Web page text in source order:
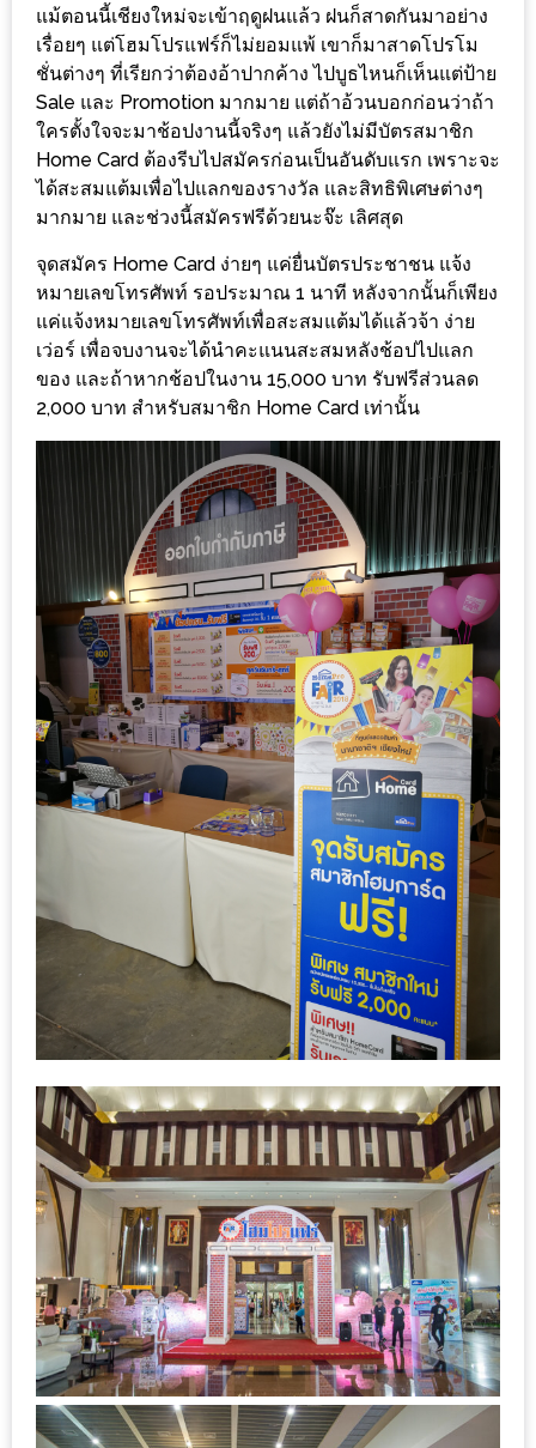
เมนู
เด็ด
จาก
ANNA
FARM
ที่
เอาชนะ
กรรมการ
จาก
THE
DISH
EVENT
ต้อง
ห้าม
พลาด
สำหรับ
ฤดู
หนาว
นี้
กับ
PING
FAI
FESTIVAL
ช็อป
เพลิน
HFG
E-
NEWS
GAME
(SABAI
SEAFOOD)
HOMEPRO
FAIR
2017
เชียงใหม่
แม้ตอนนี้เชียงใหม่จะเข้าฤดูฝนแล้ว ฝนก็สาดกันมาอย่าง
เรื่อยๆ แต่โฮมโปรแฟร์ก็ไม่ยอมแพ้ เขาก็มาสาดโปรโม
ชั่นต่างๆ ที่เรียกว่าต้องอ้าปากค้าง ไปบูธไหนก็เห็นแต่ป้าย
Sale และ Promotion มากมาย แต่ถ้าอ้วนบอกก่อนว่าถ้า
ใครตั้งใจจะมาช้อปงานนี้จริงๆ แล้วยังไม่มีบัตรสมาชิก
Home Card ต้องรีบไปสมัครก่อนเป็นอันดับแรก เพราะจะ
ได้สะสมแต้มเพื่อไปแลกของรางวัล และสิทธิพิเศษต่างๆ
มากมาย และช่วงนี้สมัครฟรีด้วยนะจ๊ะ เลิศสุด
จุดสมัคร Home Card ง่ายๆ แค่ยื่นบัตรประชาชน แจ้ง
หมายเลขโทรศัพท์ รอประมาณ 1 นาที หลังจากนั้นก็เพียง
แค่แจ้งหมายเลขโทรศัพท์เพื่อสะสมแต้มได้แล้วจ้า ง่าย
เว่อร์ เพื่อจบงานจะได้นำคะแนนสะสมหลังช้อปไปแลก
ของ และถ้าหากช้อปในงาน 15,000 บาท รับฟรีส่วนลด
2,000 บาท สำหรับสมาชิก Home Card เท่านั้น